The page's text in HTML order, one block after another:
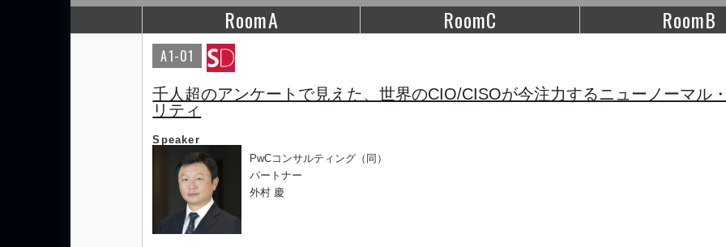
RoomA RoomC RoomB
A1-01
千人超のアンケートで見えた、世界のCIO/CISOが今注力するニューノーマル
リティ
Speaker
PwCコンサルティング（同）
パートナー
外村 慶